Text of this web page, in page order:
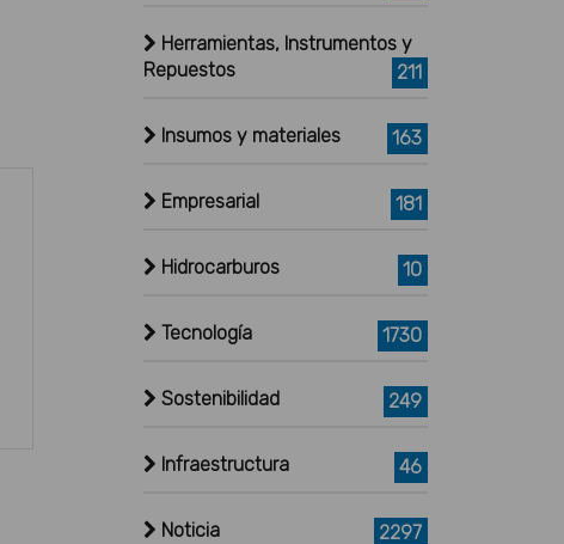
Herramientas, Instrumentos y
Repuestos
211
Insumos y materiales 163
Empresarial 181
Hidrocarburos 10
Tecnología 1730
Sostenibilidad 249
Infraestructura 46
Noticia 2297